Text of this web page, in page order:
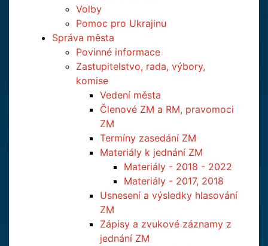
Volby
Pomoc pro Ukrajinu
Správa města
Povinné informace
Zastupitelstvo, rada, výbory,
komise
Vedení města
Členové ZM a RM, pravomoci
ZM
Termíny zasedání ZM
Materiály k jednání ZM
Materiály - 2018 - 2022
Materiály - 2017, 2018
Usnesení a výsledky hlasování
ZM
Zápisy a zvukové záznamy z
jednání ZM